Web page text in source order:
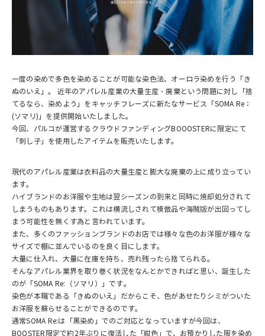
一度の染めで多色を染めることが可能な染色法、オーロラ染めを行う「き
ぬのいえ」。 近年のアパレル産業の大量生産・廃棄という問題に対し「捨
てるなら、染めよう」をキャッチフレーズに新たなサービス「SOMA Re：
(ソマリ)」を提供開始いたしました。
今回、パルコが運営するクラウドファンディングBOOOSTERに限定にて
「刺し子」を使用したアイテムを販売いたします。
現代のアパレル産業は衣料品の大量生産と膨大な廃棄の上に成り立ってい
ます。
ハイブランドのお洋服や生地は翌シーズンの到来と同時に焼却処分されて
しまうものもあります。これは横流しされて模倣品や海賊版が出回ってし
まう可能性を無くす為と言われています。
また、多くのファッションブランドのお店では様々な色のお洋服が様々な
サイズで棚に並んでいるのを良く目にします。
大量に仕入れ、大量に在庫を持ち、売れ残ったら捨てられる。
そんなアパレル業界を取り巻く状況をなんとかできればと思い、誕生した
のが「SOMA Re:（ソマリ）」です。
染色が本職である「きぬのいえ」だからこそ、色があせたりシミがついた
お洋服を蘇らせることができるのです。
通常SOMA Re:は「黒染め」でのご対応となっていますが今回は、
BOOSTER限定で約2年ぶりに復活した「紺色」で、お預かりした服を染め